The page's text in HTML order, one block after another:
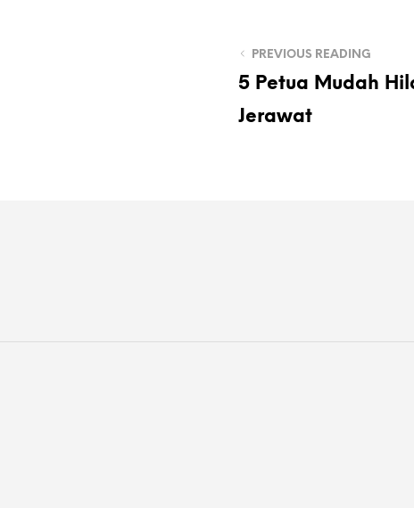
PREVIOUS READING
5 Petua Mudah
Jerawat